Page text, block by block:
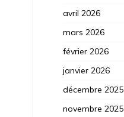
avril 2026
mars 2026
février 2026
janvier 2026
décembre 2025
novembre 2025